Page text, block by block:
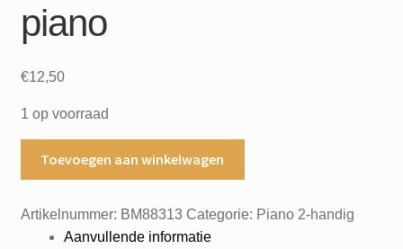
piano
€12,50
1 op voorraad
piano
aantal
Toevoegen aan winkelwagen
Artikelnummer: BM88313 Categorie: Piano 2-handig
Aanvullende informatie